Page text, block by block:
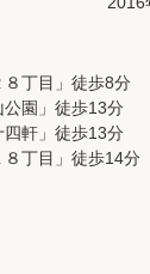
会社概要
丁目」徒歩8分
園」徒歩13分
軒」徒歩13分
丁目」徒歩14分